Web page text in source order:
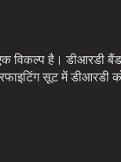
विकल्प है। डीआरडी
सूट में